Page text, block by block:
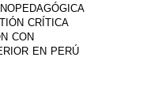
crítica
con
en perú